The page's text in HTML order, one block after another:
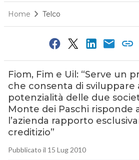
Home Telco
Fiom, Fim e Uil: “Serve un
che consenta di sviluppare
potenzialità delle due
Monte dei Paschi risponde
l’azienda rapporto
creditizio”
Pubblicato il 15 Lug 2010